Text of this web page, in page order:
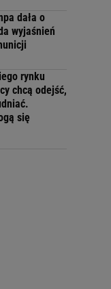
dała o
wyjaśnień
rynku
chcą odejść,
się